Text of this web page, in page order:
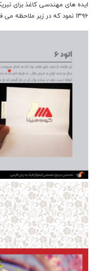
ایده های مهندسی کاغذ برای
۱۳۹۶ نمود که در زیر ملاحظه می فرمایید :